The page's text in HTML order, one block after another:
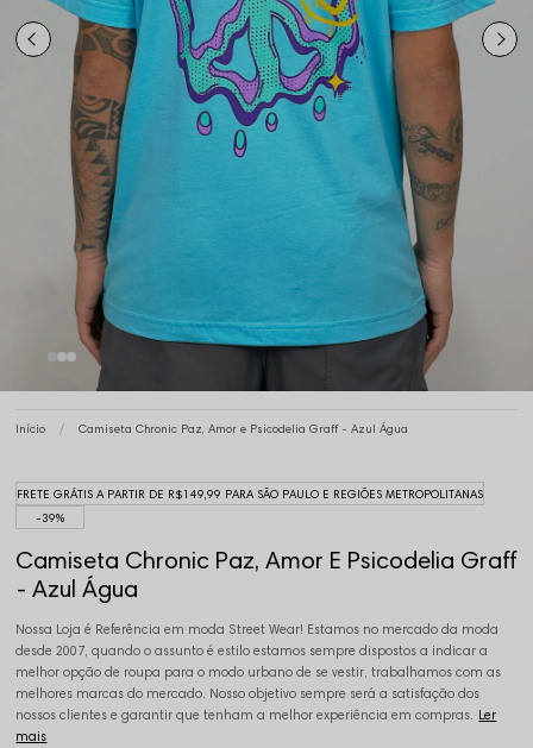
Início Camiseta Chronic Paz, Amor e Psicodelia Graff - Azul Água
FRETE GRÁTIS A PARTIR DE R$149,99 PARA SÃO PAULO E REGIÕES METROPOLITANAS
39%
Camiseta Chronic Paz, Amor E Psicodelia Graff
- Azul Água
Nossa Loja é Referência em moda Street Wear! Estamos no mercado da moda
desde 2007, quando o assunto é estilo estamos sempre dispostos a indicar a
melhor opção de roupa para o modo urbano de se vestir, trabalhamos com as
melhores marcas do mercado. Nosso objetivo sempre será a satisfação dos
nossos clientes e garantir que tenham a melhor experiência em compras. Ler
mais